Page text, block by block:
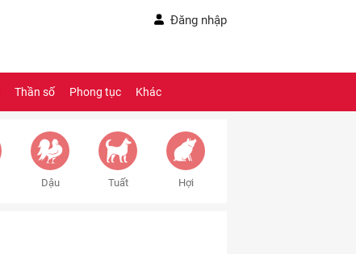
Đăng nhập
Thần số Phong tục Khác
Dậu Tuất Hợi